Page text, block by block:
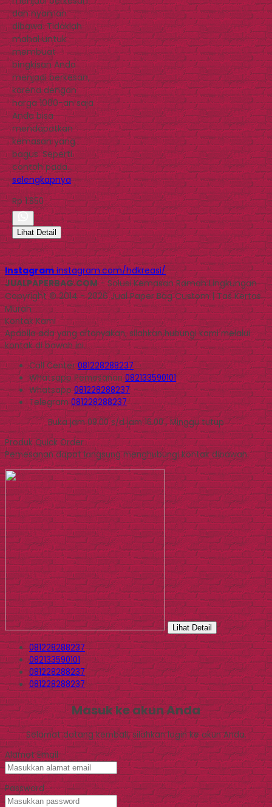
dan nyaman
dibawa. Tidaklah
mahal untuk
membuat
bingkisan Anda
menjadi berkesan,
karena dengan
harga 1000-an saja
Anda bisa
mendapatkan
kemasan yang
bagus. Seperti
contoh pada…
selengkapnya
Rp 1.850
Lihat Detail
Instagram instagram.com/hdkreasi/
JUALPAPERBAG.COM- Solusi Kemasan Ramah Lingkungan
Copyright © 2014 - 2026 Jual Paper Bag Custom | Tas Kertas
Murah
Kontak Kami
Apabila ada yang ditanyakan, silahkan hubungi kami melalui
kontak di bawah ini.
Call Center081228288237
WhatsappPemesanan 082133590101
Whatsapp081228288237
Telegram081228288237
Buka jam 09.00 s/d jam 16.00 , Minggu tutup
Produk Quick Order
Pemesanan dapat langsung menghubungi kontak dibawah:
Lihat Detail
081228288237
082133590101
081228288237
081228288237
Masuk ke akun Anda
Selamat datang kembali, silahkan login ke akun Anda.
Alamat Email
Password